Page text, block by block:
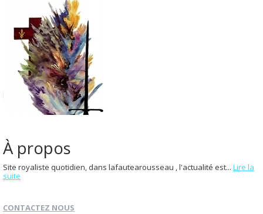
À propos
Site royaliste quotidien, dans lafautearousseau , l'actualité est... Lire la
suite
CONTACTEZ NOUS